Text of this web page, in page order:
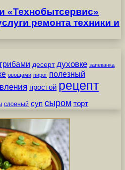
«Технобытсервис»
ремонта техники и
грибами десерт духовке запеканка
овощами пирог полезный
простой рецепт
слоеный суп сыром торт